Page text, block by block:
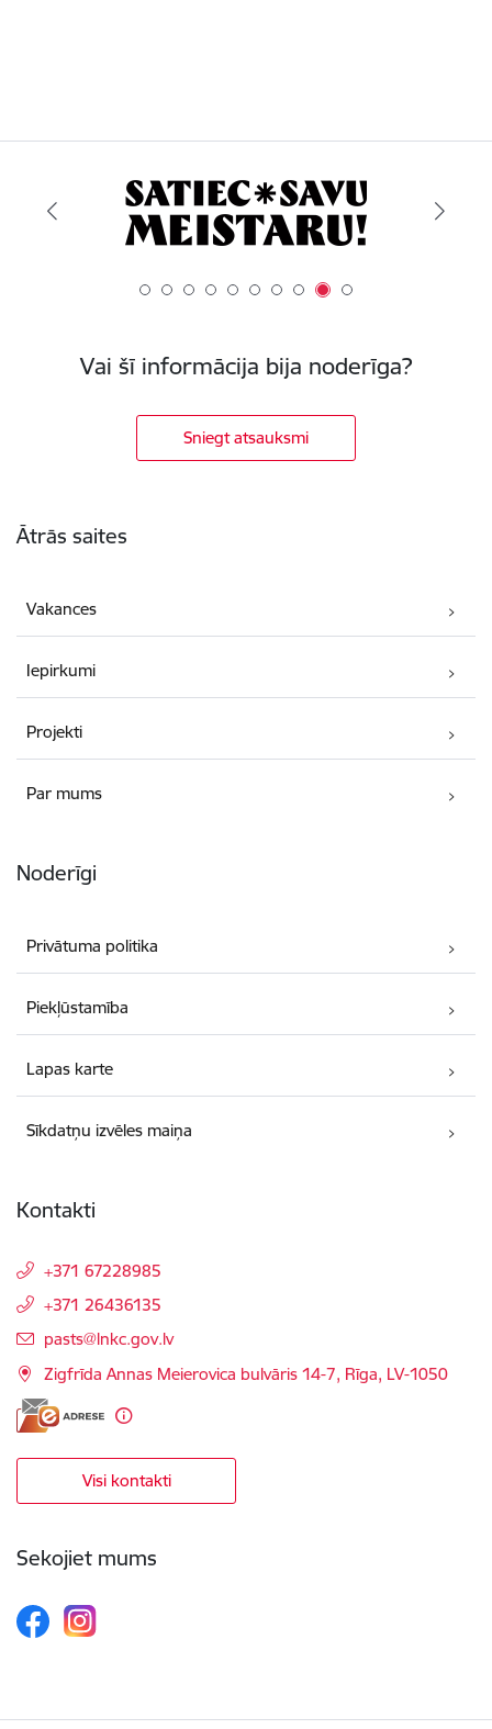
Vai šī informācija bija noderīga?
Sniegt atsauksmi
Ātrās saites
Vakances
Iepirkumi
Projekti
Par mums
Noderīgi
Privātuma politika
Piekļūstamība
Lapas karte
Sīkdatņu izvēles maiņa
Kontakti
+371 67228985
+371 26436135
E-pasts:
pasts@lnkc.gov.lv
Zigfrīda Annas Meierovica bulvāris 14-7, Rīga, LV-1050
Visi kontakti
Sekojiet mums